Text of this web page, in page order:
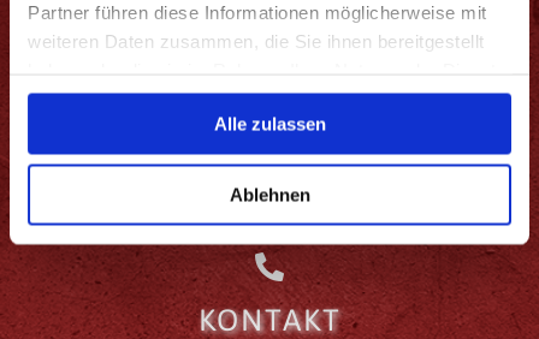
Partner führen diese Informationen möglicherweise mit
weiteren Daten zusammen, die Sie ihnen bereitgestellt
gesammelt haben.
Alle zulassen
Ablehnen
89079 Ulm-Donautal
KONTAKT